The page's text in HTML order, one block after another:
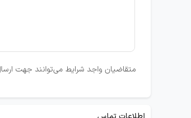
متقاضیان واجد شرایط می‌توانند جهت